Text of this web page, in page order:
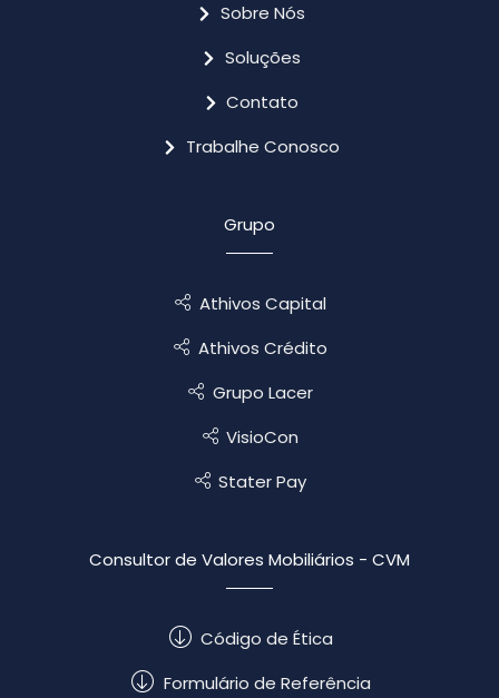
Sobre Nós
Soluções
Contato
Trabalhe Conosco
Grupo
Athivos Capital
Athivos Crédito
Grupo Lacer
VisioCon
Stater Pay
Consultor de Valores Mobiliários - CVM
Código de Ética
Formulário de Referência